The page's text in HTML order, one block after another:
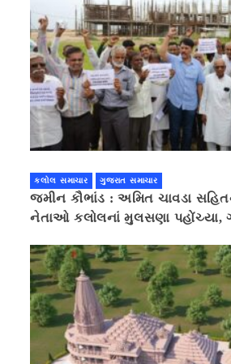
કલોલ સમાચાર ગુજરાત સમાચાર
જમીન કૌભાંડ : અમિત ચાવડા
નેતાઓ કલોલનાં મુલસણા પહોંચ્યા,